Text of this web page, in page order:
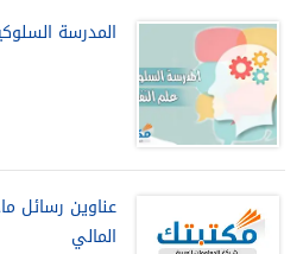
المدرسة
عناوين رسائل
المالي